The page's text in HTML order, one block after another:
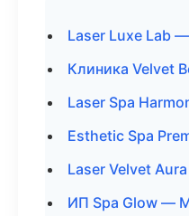
Laser Luxe Lab
Клиника Velvet
Laser Spa
Esthetic Spa
Laser Velvet
ИП Spa Glow —